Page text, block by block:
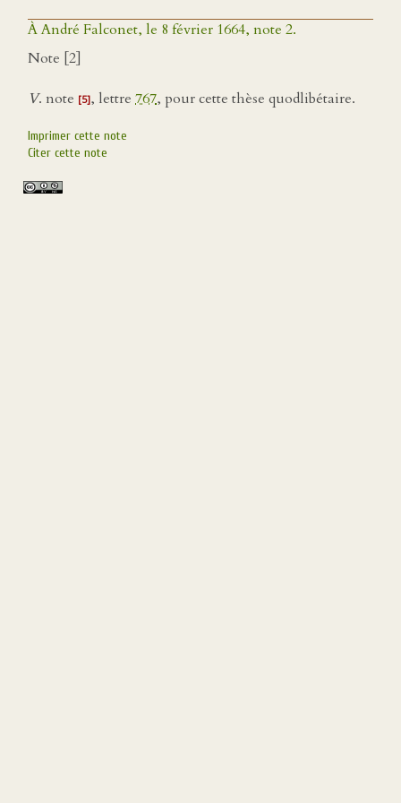
À André Falconet, le 8 février 1664, note 2.
Note [2]
V. note [5], lettre 767, pour cette thèse quodlibétaire.
Imprimer cette note
Citer cette note